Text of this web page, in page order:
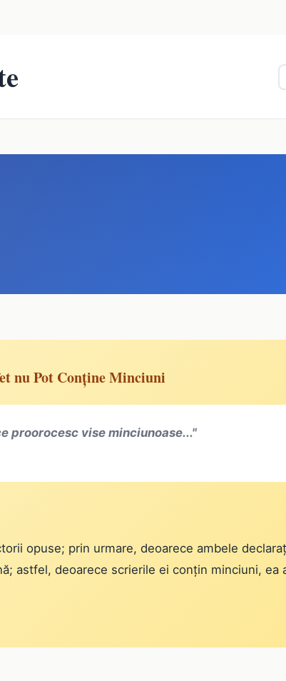
nu Pot Conține Minciuni
proorocesc vise minciunoase..."
opuse; prin urmare, deoarece ambele
astfel, deoarece scrierile ei conțin minciuni, ea